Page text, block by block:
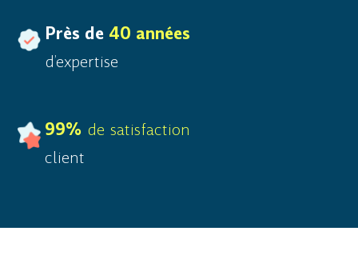
Près de 40 années
d’expertise
99% de satisfaction
client